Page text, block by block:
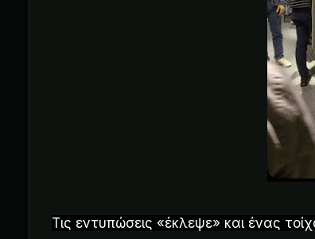
Τις εντυπώσεις «έκλεψε» και ένας